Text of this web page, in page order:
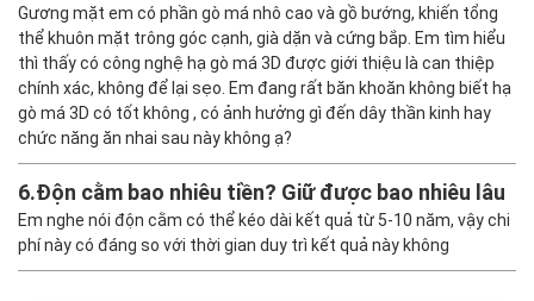
Gương mặt em có phần gò má nhô cao và gồ bướng, khiến tổng
thể khuôn mặt trông góc cạnh, già dặn và cứng bắp. Em tìm hiểu
thì thấy có công nghệ hạ gò má 3D được giới thiệu là can thiệp
chính xác, không để lại sẹo. Em đang rất băn khoăn không biết hạ
gò má 3D có tốt không , có ảnh hưởng gì đến dây thần kinh hay
chức năng ăn nhai sau này không ạ?
6.Độn cằm bao nhiêu tiền? Giữ được bao nhiêu lâu
Em nghe nói độn cằm có thể kéo dài kết quả từ 5-10 năm, vậy chi
phí này có đáng so với thời gian duy trì kết quả này không